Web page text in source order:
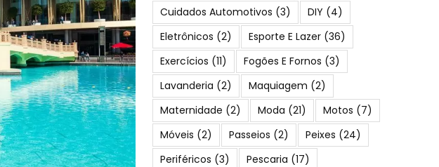
Cuidados Automotivos (3) DIY (4)
Eletrônicos (2) Esporte E Lazer (36)
Exercícios (11) Fogões E Fornos (3)
Lavanderia (2) Maquiagem (2)
Maternidade (2) Moda (21) Motos (7)
Móveis (2) Passeios (2) Peixes (24)
Periféricos (3) Pescaria (17)